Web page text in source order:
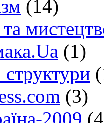
(14)
(1)
(3)
2009